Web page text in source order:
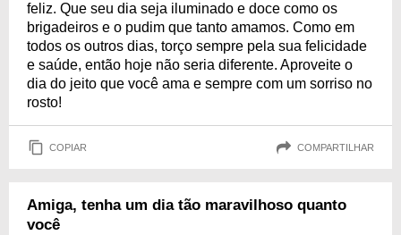
feliz. Que seu dia seja iluminado e doce como os
brigadeiros e o pudim que tanto amamos. Como em
todos os outros dias, torço sempre pela sua felicidade
e saúde, então hoje não seria diferente. Aproveite o
dia do jeito que você ama e sempre com um sorriso no
rosto!
COPIAR COMPARTILHAR
Amiga, tenha um dia tão maravilhoso quanto
você